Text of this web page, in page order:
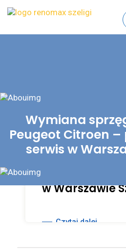
Wymiana
Peugeot Citroen
serwis w
Wymiana
Renault
w Warszawie
Czytaj dalej